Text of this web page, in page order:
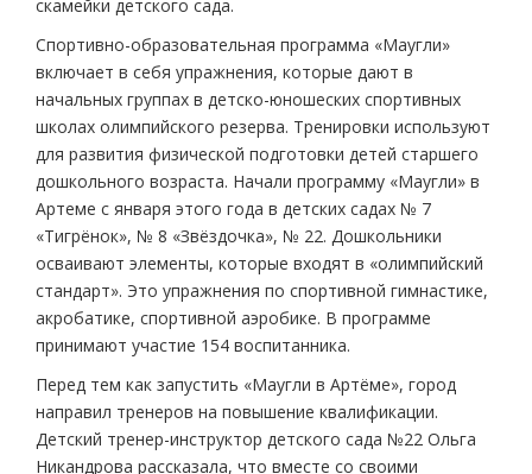
скамейки детского сада.
Спортивно-образовательная программа «Маугли»
включает в себя упражнения, которые дают в
начальных группах в детско-юношеских спортивных
школах олимпийского резерва. Тренировки используют
для развития физической подготовки детей старшего
дошкольного возраста. Начали программу «Маугли» в
Артеме с января этого года в детских садах № 7
«Тигрёнок», № 8 «Звёздочка», № 22. Дошкольники
осваивают элементы, которые входят в «олимпийский
стандарт». Это упражнения по спортивной гимнастике,
акробатике, спортивной аэробике. В программе
принимают участие 154 воспитанника.
Перед тем как запустить «Маугли в Артёме», город
направил тренеров на повышение квалификации.
Детский тренер-инструктор детского сада №22 Ольга
Никандрова рассказала, что вместе со своими